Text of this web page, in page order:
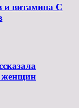
и витамина C
женщин